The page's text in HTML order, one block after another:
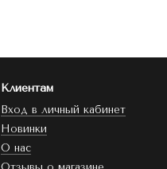
Клиентам
Вход в личный кабинет
Новинки
О нас